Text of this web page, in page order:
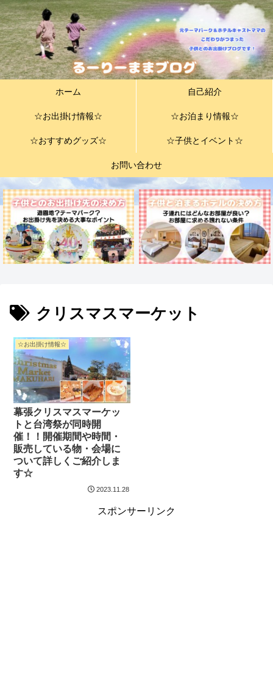
ホーム 自己紹介
☆お出掛け情報☆ ☆お泊まり情報☆
☆おすすめグッズ☆ ☆子供とイベント☆
お問い合わせ
クリスマスマーケット
☆お出掛け情報☆
幕張クリスマスマーケッ
トと台湾祭が同時開
催！！開催期間や時間・
販売している物・会場に
ついて詳しくご紹介しま
す☆
2023.11.28
スポンサーリンク